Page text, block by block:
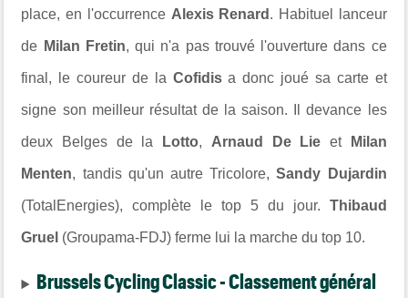
place, en l'occurrence Alexis Renard . Habituel lanceur
de Milan Fretin, qui n'a pas trouvé l'ouverture dans ce
final, le coureur de la Cofidisa donc joué sa carte et
signe son meilleur résultat de la saison. Il devance les
deux Belges de la Lotto, Arnaud De Lie et Milan
Menten, tandis qu'un autre Tricolore,Sandy Dujardin
(TotalEnergies), complète le top 5 du jour. Thibaud
Gruel (Groupama-FDJ) ferme lui la marche du top 10.
Brussels Cycling Classic - Classement général